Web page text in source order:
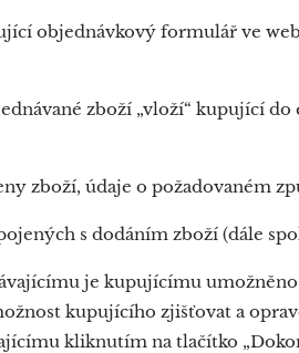
objednávkový formulář ve
zboží „vloží“ kupující
zboží, údaje o požadovaném
s dodáním zboží (dále
je kupujícímu
kupujícího zjišťovat a
kliknutím na tlačítko